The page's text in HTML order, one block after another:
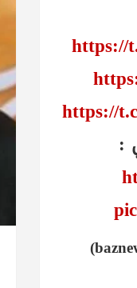
https://
https://
: